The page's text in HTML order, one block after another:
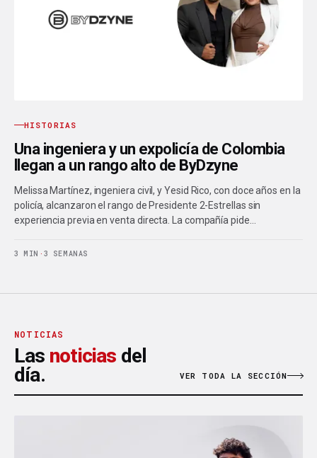
HISTORIAS
Una ingeniera y un expolicía de Colombia
llegan a un rango alto de ByDzyne
Melissa Martínez, ingeniera civil, y Yesid Rico, con doce años en la
policía, alcanzaron el rango de Presidente 2-Estrellas sin
experiencia previa en venta directa. La compañía pide…
3 MIN · 3 SEMANAS
NOTICIAS
Las noticias del
día.
VER TODA LA SECCIÓN